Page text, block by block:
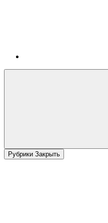
Рубрики Закрыть